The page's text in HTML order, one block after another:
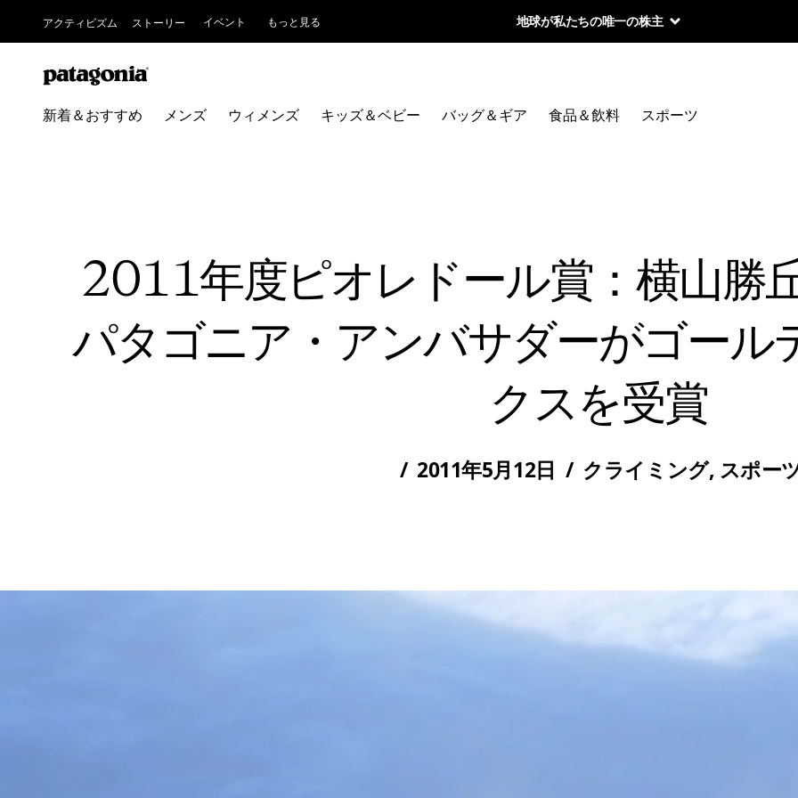
アクティビズム ストーリー イベント もっと見る 地球が私たちの唯一の株主
新着＆おすすめ メンズ ウィメンズ キッズ＆ベビー バッグ＆ギア 食品＆飲料 スポーツ
2011年度ピオレドール賞：横山勝
パタゴニア・アンバサダーがゴール
クスを受賞
/ 2011年5月12日 / クライミング, スポー